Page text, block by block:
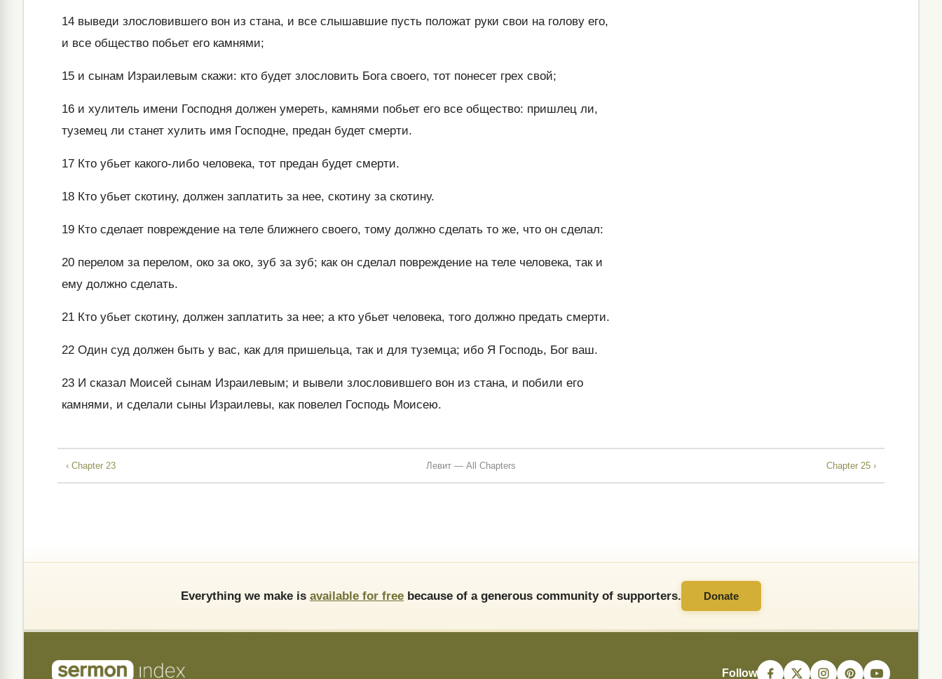
14 выведи злословившего вон из стана, и все слышавшие пусть положат руки свои на голову его,
и все общество побьет его камнями;
15 и сынам Израилевым скажи: кто будет злословить Бога своего, тот понесет грех свой;
16 и хулитель имени Господня должен умереть, камнями побьет его все общество: пришлец ли,
туземец ли станет хулить имя Господне, предан будет смерти.
17 Кто убьет какого-либо человека, тот предан будет смерти.
18 Кто убьет скотину, должен заплатить за нее, скотину за скотину.
19 Кто сделает повреждение на теле ближнего своего, тому должно сделать то же, что он сделал:
20 перелом за перелом, око за око, зуб за зуб; как он сделал повреждение на теле человека, так и
ему должно сделать.
21 Кто убьет скотину, должен заплатить за нее; а кто убьет человека, того должно предать смерти.
22 Один суд должен быть у вас, как для пришельца, так и для туземца; ибо Я Господь, Бог ваш.
23 И сказал Моисей сынам Израилевым; и вывели злословившего вон из стана, и побили его
камнями, и сделали сыны Израилевы, как повелел Господь Моисею.
‹ Chapter 23 Левит — All Chapters Chapter 25 ›
Everything we make is available for free because of a generous community of supporters. Donate
Follow